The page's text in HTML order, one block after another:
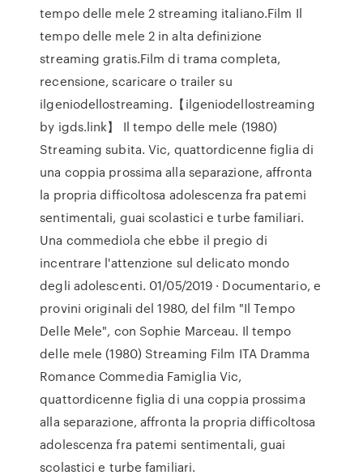
tempo delle mele 2 streaming italiano.Film Il
tempo delle mele 2 in alta definizione
streaming gratis.Film di trama completa,
recensione, scaricare o trailer su
ilgeniodellostreaming.【ilgeniodellostreaming
by igds.link】 Il tempo delle mele (1980)
Streaming subita. Vic, quattordicenne figlia di
una coppia prossima alla separazione, affronta
la propria difficoltosa adolescenza fra patemi
sentimentali, guai scolastici e turbe familiari.
Una commediola che ebbe il pregio di
incentrare l'attenzione sul delicato mondo
degli adolescenti. 01/05/2019 · Documentario, e
provini originali del 1980, del film "Il Tempo
Delle Mele", con Sophie Marceau. Il tempo
delle mele (1980) Streaming Film ITA Dramma
Romance Commedia Famiglia Vic,
quattordicenne figlia di una coppia prossima
alla separazione, affronta la propria difficoltosa
adolescenza fra patemi sentimentali, guai
scolastici e turbe familiari.